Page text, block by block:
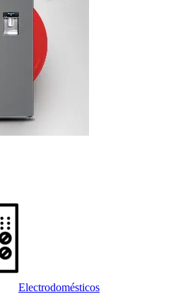
Electrodomésticos